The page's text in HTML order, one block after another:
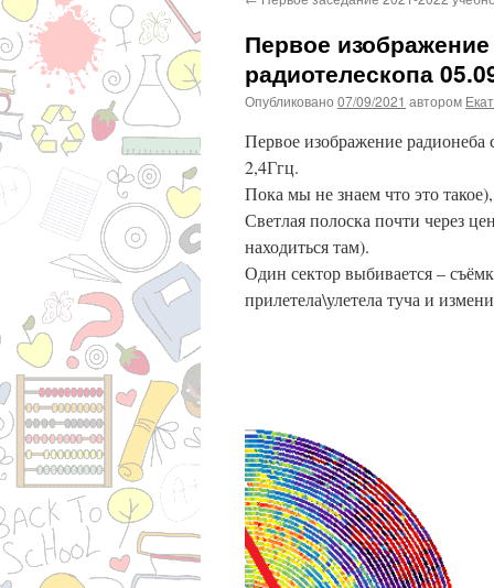
Первое
радиотелескопа
Опубликовано 07/09/2021 автором
Первое изображение радионеба
2,4Ггц.
Пока мы не знаем что это
Светлая полоска почти через
находиться там).
Один сектор выбивается –
прилетела\улетела туча и